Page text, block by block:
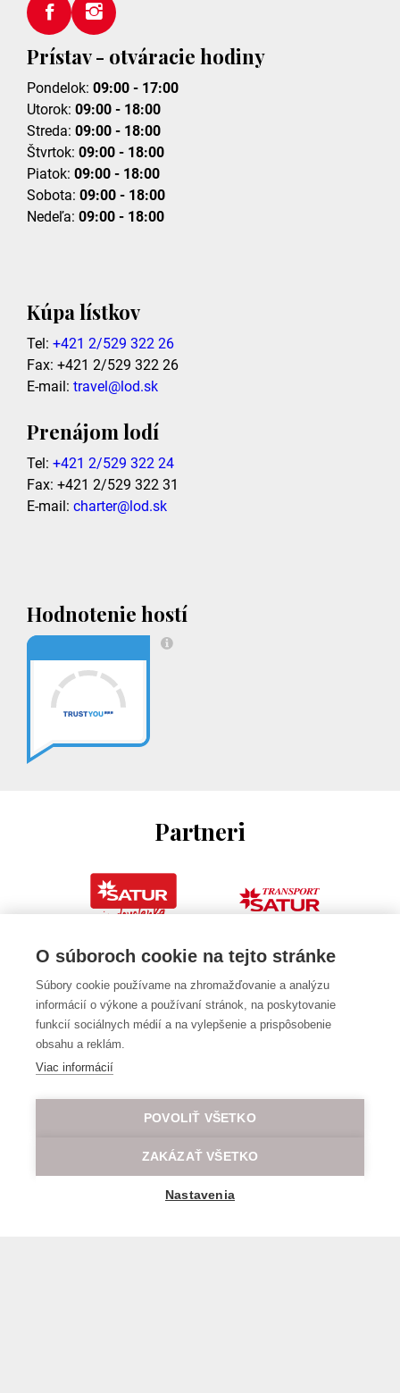
Prístav - otváracie hodiny
Pondelok: 09:00 - 17:00
Utorok: 09:00 - 18:00
Streda: 09:00 - 18:00
Štvrtok: 09:00 - 18:00
Piatok: 09:00 - 18:00
Sobota: 09:00 - 18:00
Nedeľa: 09:00 - 18:00
Kúpa lístkov
Tel: +421 2/529 322 26
Fax: +421 2/529 322 26
E-mail: travel@lod.sk
Prenájom lodí
Tel: +421 2/529 322 24
Fax: +421 2/529 322 31
E-mail: charter@lod.sk
Hodnotenie hostí
Partneri
O súboroch cookie na tejto stránke
Súbory cookie používame na zhromažďovanie a analýzu
informácií o výkone a používaní stránok, na poskytovanie
funkcií sociálnych médií a na vylepšenie a prispôsobenie
obsahu a reklám.
Viac informácií
POVOLIŤ VŠETKO
ZAKÁZAŤ VŠETKO
Nastavenia